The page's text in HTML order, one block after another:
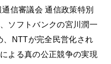
信審議会 通信政策特別
ソフトバンクの宮川潤一
、NTTが完全民営化され
よる真の公正競争の実現